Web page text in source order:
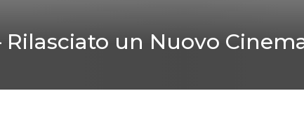
Rilasciato un Nuovo